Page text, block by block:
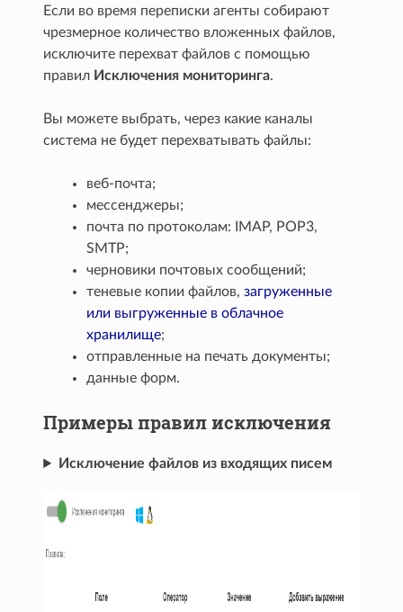
Если во время переписки агенты собирают
чрезмерное количество вложенных файлов,
исключите перехват файлов с помощью
правил Исключения мониторинга.
Вы можете выбрать, через какие каналы
система не будет перехватывать файлы:
веб-почта;
мессенджеры;
почта по протоколам: IMAP, POP3,
SMTP;
черновики почтовых сообщений;
теневые копии файлов,загруженные
или выгруженные в облачное
хранилище;
отправленные на печать документы;
данные форм.
Примеры правил исключения
Исключение файлов из входящих писем